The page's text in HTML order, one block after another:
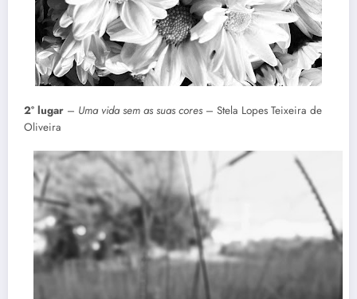
2° lugar – Uma vida sem as suas cores – Stela Lopes Teixeira de
Oliveira